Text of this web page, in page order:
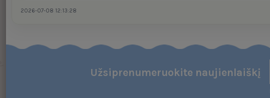
2026-07-08 12:13:28
Užsiprenumeruokite naujienlaiškį